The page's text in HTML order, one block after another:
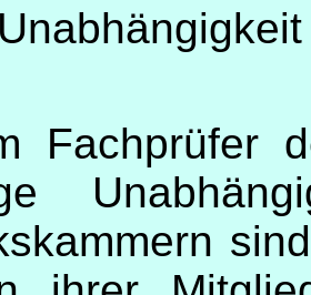
Fachprüfer